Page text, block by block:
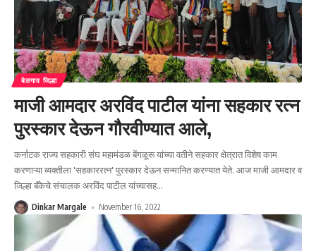
बेळगाव जिल्हा
माजी आमदार अरविंद पाटील यांना सहकार रत्न
पुरस्कार देऊन गौरवीण्यात आले,
कर्नाटक राज्य सहकारी संघ महामंडळ बेंगळूरू यांच्या वतीने सहकार क्षेत्रात विशेष काम
करणाऱ्या व्यक्तीला 'सहकाररत्न' पुरस्कार देऊन सन्मानित करण्यात येते. आज माजी आमदार व
जिल्हा बॅंकेचे संचालक अरविंद पाटील यांच्यासह…
Dinkar Margale November 16, 2022